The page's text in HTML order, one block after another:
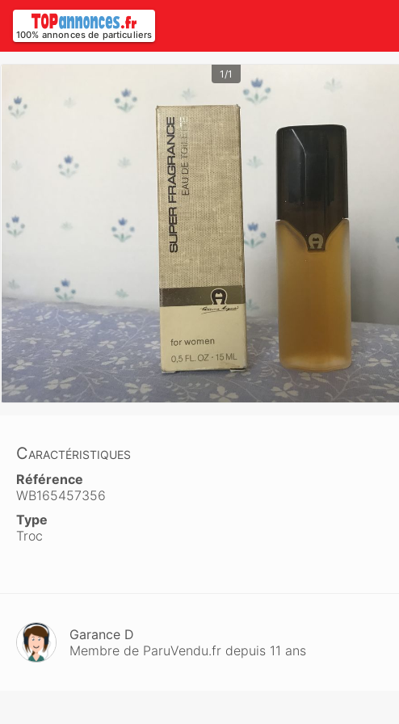
100% annonces de particuliers
1/1
Caractéristiques
Référence
WB165457356
Type
Troc
Garance D
Membre de ParuVendu.fr depuis 11 ans